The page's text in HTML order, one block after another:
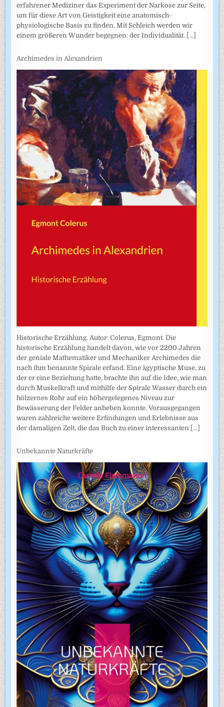
erfahrener Mediziner das Experiment der Narkose zur Seite,
um für diese Art von Geistigkeit eine anatomisch-
physiologische Basis zu finden. Mit Schleich werden wir
einem größeren Wunder begegnen: der Individualität. [...]
Archimedes in Alexandrien
Historische Erzählung. Autor: Colerus, Egmont. Die
historische Erzählung handelt davon, wie vor 2200 Jahren
der geniale Mathematiker und Mechaniker Archimedes die
nach ihm benannte Spirale erfand. Eine ägyptische Muse, zu
der er eine Beziehung hatte, brachte ihn auf die Idee, wie man
durch Muskelkraft und mithilfe der Spirale Wasser durch ein
hölzernes Rohr auf ein höhergelegenes Niveau zur
Bewässerung der Felder anheben konnte. Vorausgegangen
waren zahlreiche weitere Erfindungen und Erlebnisse aus
der damaligen Zeit, die das Buch zu einer interessanten [...]
Unbekannte Naturkräfte